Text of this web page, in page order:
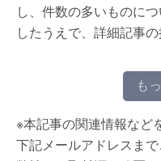
し、件数の多いものに
したうえで、詳細記事
も
※本記事の関連情報など
下記メールアドレスま